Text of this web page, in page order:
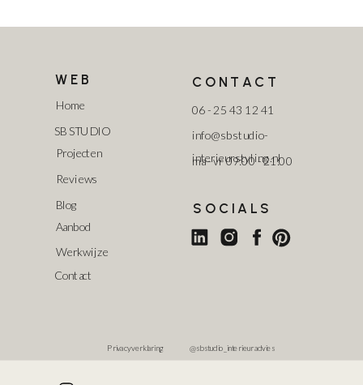
Contact
CONTACT
SB STUDIO
Projecten
@sbstudio_interieuradvies
info@sbstudio-
interieurstyling.nl
Aanbod
Werkwijze
Reviews
Privacy verklaring
Home
WEB
SOCIALS
Blog
06 - 25 43 12 41
ma - vr 09:00 - 21:00